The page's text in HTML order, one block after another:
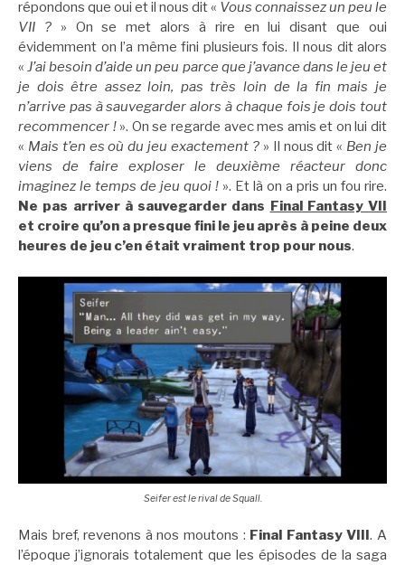
répondons que oui et il nous dit « Vous connaissez un peu le
VII ?» On se met alors à rire en lui disant que oui
évidemment on l’a même fini plusieurs fois. Il nous dit alors
«J’ai besoin d’aide un peu parce que j’avance dans le jeu et
je dois être assez loin, pas très loin de la fin mais je
n’arrive pas à sauvegarder alors à chaque fois je dois tout
recommencer !». On se regarde avec mes amis et on lui dit
« Mais t’en es où du jeu exactement ?» Il nous dit « Ben je
viens de faire exploser le deuxième réacteur donc
imaginez le temps de jeu quoi ! ». Et là on a pris un fou rire.
Ne pas arriver à sauvegarder dans Final Fantasy VII
et croire qu’on a presque fini le jeu après à peine deux
heures de jeu c’en était vraiment trop pour nous.
Seifer est le rival de Squall.
Mais bref, revenons à nos moutons : Final Fantasy VIII. A
l’époque j’ignorais totalement que les épisodes de la saga